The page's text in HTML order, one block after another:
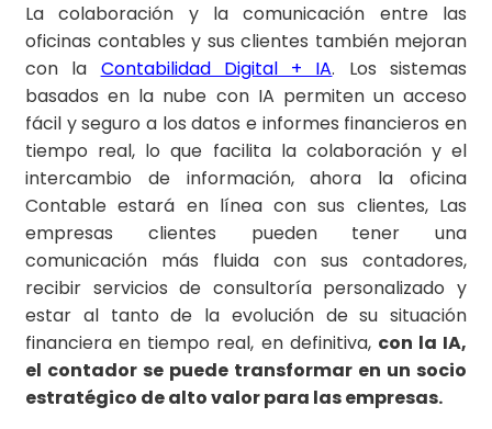
La colaboración y la comunicación entre las
oficinas contables y sus clientes también mejoran
con la Contabilidad Digital + IA. Los sistemas
basados en la nube con IA permiten un acceso
fácil y seguro a los datos e informes financieros en
tiempo real, lo que facilita la colaboración y el
intercambio de información, ahora la oficina
Contable estará en línea con sus clientes, Las
empresas clientes pueden tener una
comunicación más fluida con sus contadores,
recibir servicios de consultoría personalizado y
estar al tanto de la evolución de su situación
financiera en tiempo real, en definitiva, con la IA,
el contador se puede transformar en un socio
estratégico de alto valor para las empresas.